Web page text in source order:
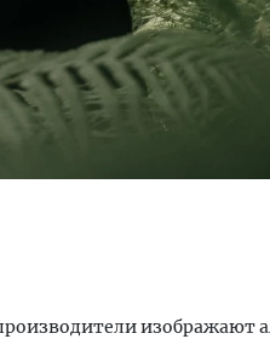
изображают